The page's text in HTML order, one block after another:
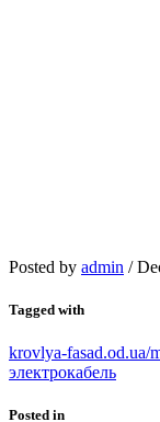
Posted by admin /
Tagged with
krovlya-fasad.od.ua/
электрокабель
Posted in